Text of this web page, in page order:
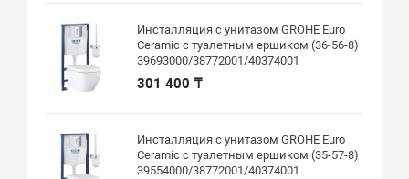
Инсталляция с унитазом GROHE Euro
Ceramic с туалетным ершиком (36-56-8)
39693000/38772001/40374001
301 400 ₸
Инсталляция с унитазом GROHE Euro
Ceramic с туалетным ершиком (35-57-8)
39554000/38772001/40374001